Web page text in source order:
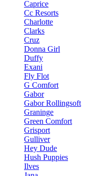
Caprice
Cc Resorts
Charlotte
Clarks
Cruz
Donna Girl
Duffy
Exani
Fly Flot
G Comfort
Gabor
Gabor Rollingsoft
Graninge
Green Comfort
Grisport
Gulliver
Hey Dude
Hush Puppies
Ilves